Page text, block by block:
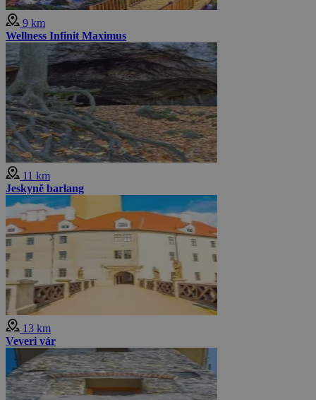
9 km
Wellness Infinit Maximus
11 km
Jeskyně barlang
13 km
Veveri vár